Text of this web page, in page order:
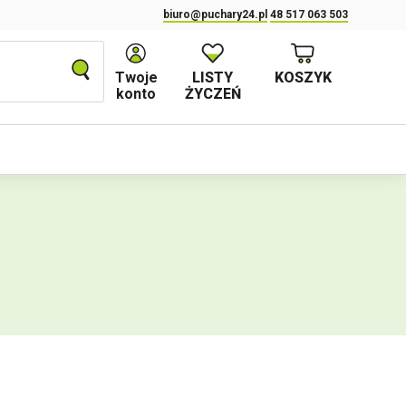
biuro@puchary24.pl 48 517 063 503
Twoje
konto
LISTY
ŻYCZEŃ
KOSZYK